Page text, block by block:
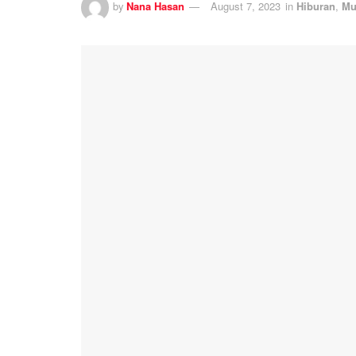
by Nana Hasan August 7, 2023 in Hiburan,